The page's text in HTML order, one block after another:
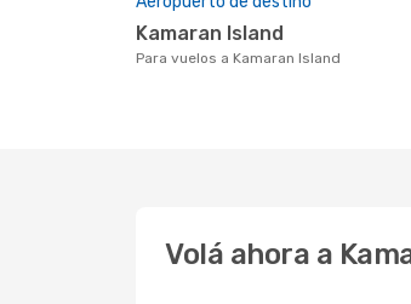
Kamaran Island
Para vuelos a Kamaran Island
Volá ahora a